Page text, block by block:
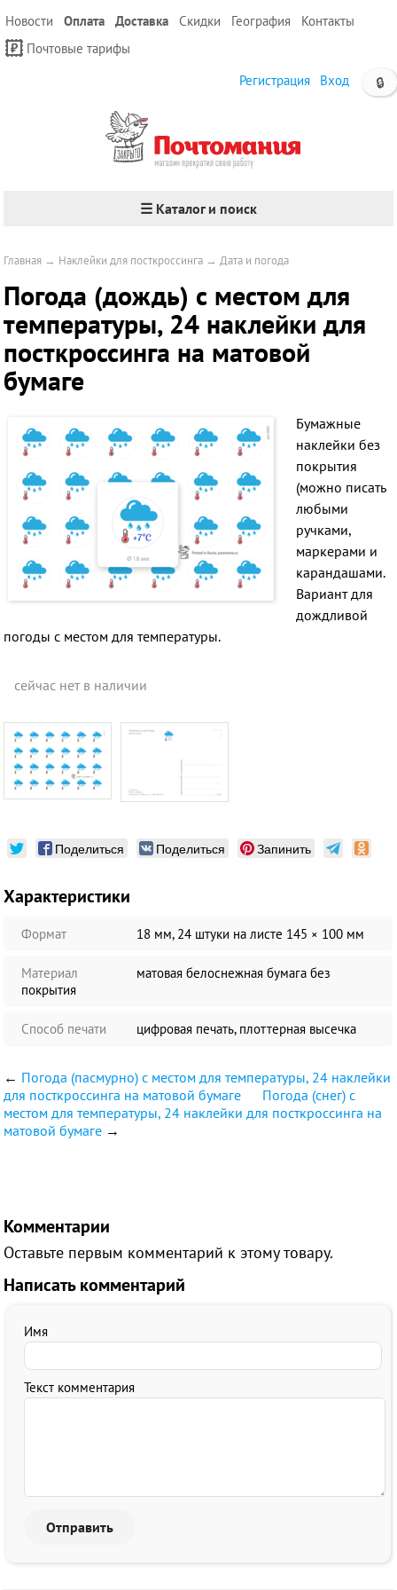
Новости Оплата Доставка Скидки География
Контакты
Почтовые тарифы
🔒
Регистрация Вход
☰ Каталог и поиск
Главная → Наклейки для посткроссинга →Дата и погода
Погода (дождь) с местом для
температуры, 24 наклейки для
посткроссинга на матовой
бумаге
Бумажные
наклейки без
покрытия
(можно писать
любыми
ручками,
маркерами и
карандашами.
Вариант для
дождливой
погоды с местом для температуры.
сейчас нет в наличии
Поделиться Поделиться Запинить
Характеристики
Формат 18 мм, 24 штуки на листе 145 × 100 мм
Материал
матовая белоснежная бумага без
покрытия
Способ печати цифровая печать, плоттерная высечка
← Погода (пасмурно) с местом для температуры, 24 наклейки
для посткроссинга на матовой бумаге
Погода (снег) с
местом для температуры, 24 наклейки для посткроссинга на
матовой бумаге →
Комментарии
Оставьте первым комментарий к этому товару.
Написать комментарий
Имя
Текст комментария